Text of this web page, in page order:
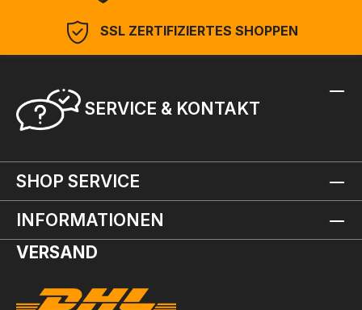
SSL ZERTIFIZIERTES SHOPPEN
SERVICE & KONTAKT
SHOP SERVICE
INFORMATIONEN
VERSAND